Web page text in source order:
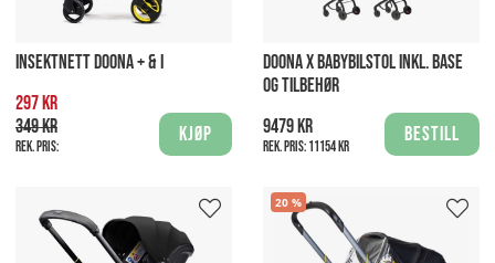
INSEKTNETT DOONA + & I
297 kr
349 kr
Rek. pris:
Kjøp
DOONA X BABYBILSTOL INKL. BASE
OG TILBEHØR
9479 kr
Rek. pris:11154 kr
Bestill
20